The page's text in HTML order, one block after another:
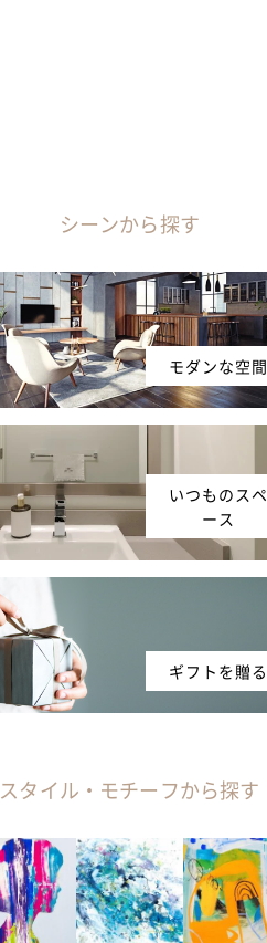
シーンから探す
モダンな空間
いつものスペ
ース
ギフトを贈る
スタイル・モチーフから探す